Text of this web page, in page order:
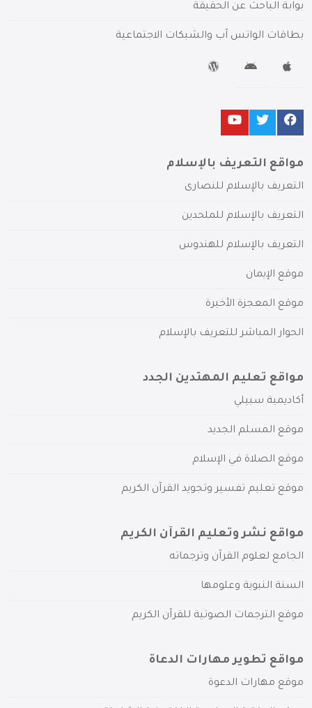
بوابة الباحث عن الحقيقة
بطاقات الواتس آب والشبكات الاجتماعية
مواقع التعريف بالإسلام
التعريف بالإسلام للنصارى
التعريف بالإسلام للملحدين
التعريف بالإسلام للهندوس
موقع الإيمان
موقع المعجزة الأخيرة
الحوار المباشر للتعريف بالإسلام
مواقع تعليم المهتدين الجدد
أكاديمية سبيلي
موقع المسلم الجديد
موقع الصلاة في الإسلام
موقع تعليم تفسير وتجويد القرآن الكريم
مواقع نشر وتعليم القرآن الكريم
الجامع لعلوم القرآن وترجماته
السنة النبوية وعلومها
موقع الترجمات الصوتية للقرآن الكريم
مواقع تطوير مهارات الدعاة
موقع مهارات الدعوة